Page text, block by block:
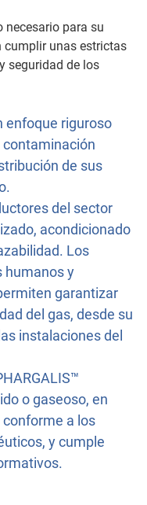
necesario para su
cumplir unas estrictas
seguridad de los
enfoque riguroso
contaminación
de sus
del sector
acondicionado
Los
humanos y
garantizar
del gas, desde su
instalaciones del
o gaseoso, en
a los
y cumple